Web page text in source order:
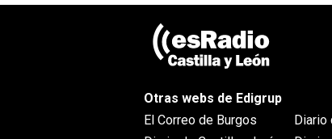
Otras webs de Edigrup
El Correo de Burgos
Diario